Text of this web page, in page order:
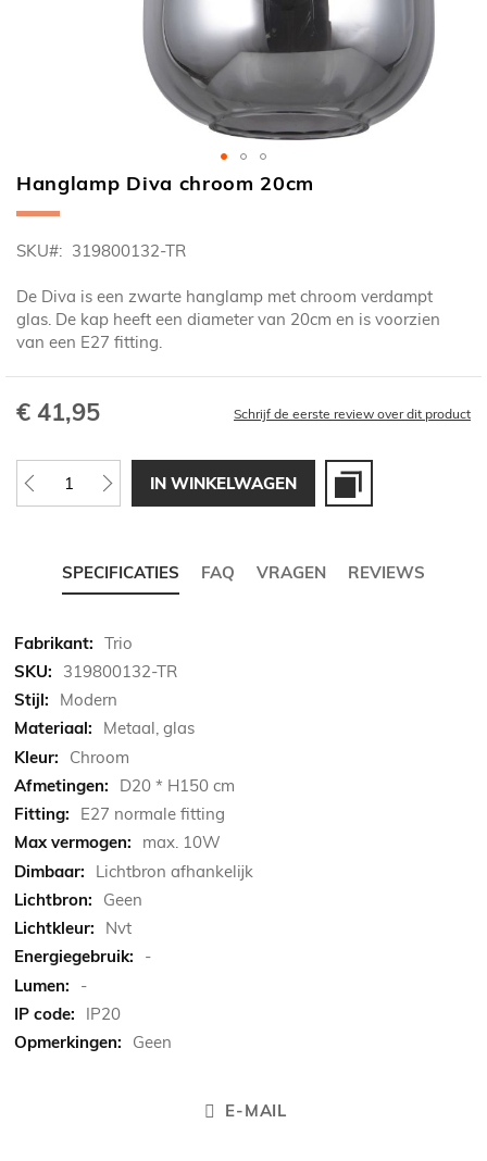
Ga
naar
begin
de
afbeeldingen-
gallerij
Hanglamp Diva chroom 20cm
SKU 319800132-TR
De Diva is een zwarte hanglamp met chroom verdampt
glas. De kap heeft een diameter van 20cm en is voorzien
van een E27 fitting.
€ 41,95 Schrijf de eerste review over dit product
IN WINKELWAGEN
SPECIFICATIES FAQ VRAGEN REVIEWS
Meer
informatie
Trio
319800132-TR
Modern
Metaal, glas
Chroom
D20 * H150 cm
E27 normale fitting
max. 10W
Lichtbron afhankelijk
Geen
Nvt
-
-
IP20
Geen
E-MAIL